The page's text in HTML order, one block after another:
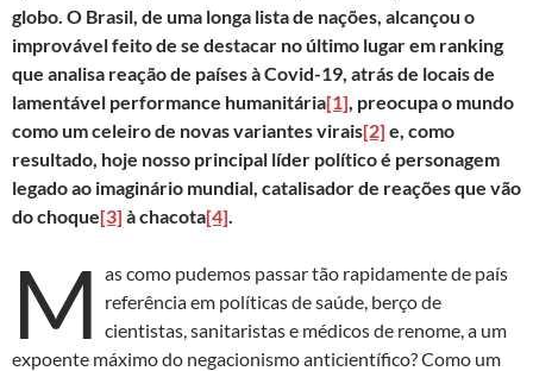
globo. O Brasil, de uma longa lista de nações, alcançou o
improvável feito de se destacar no último lugar em ranking
que analisa reação de países à Covid-19, atrás de locais de
lamentável performance humanitária[1], preocupa o mundo
como um celeiro de novas variantes virais[2] e, como
resultado, hoje nosso principal líder político é personagem
legado ao imaginário mundial, catalisador de reações que vão
do choque[3] à chacota[4].
M as como pudemos passar tão rapidamente de país
referência em políticas de saúde, berço de
cientistas, sanitaristas e médicos de renome, a um
expoente máximo do negacionismo anticientífico? Como um